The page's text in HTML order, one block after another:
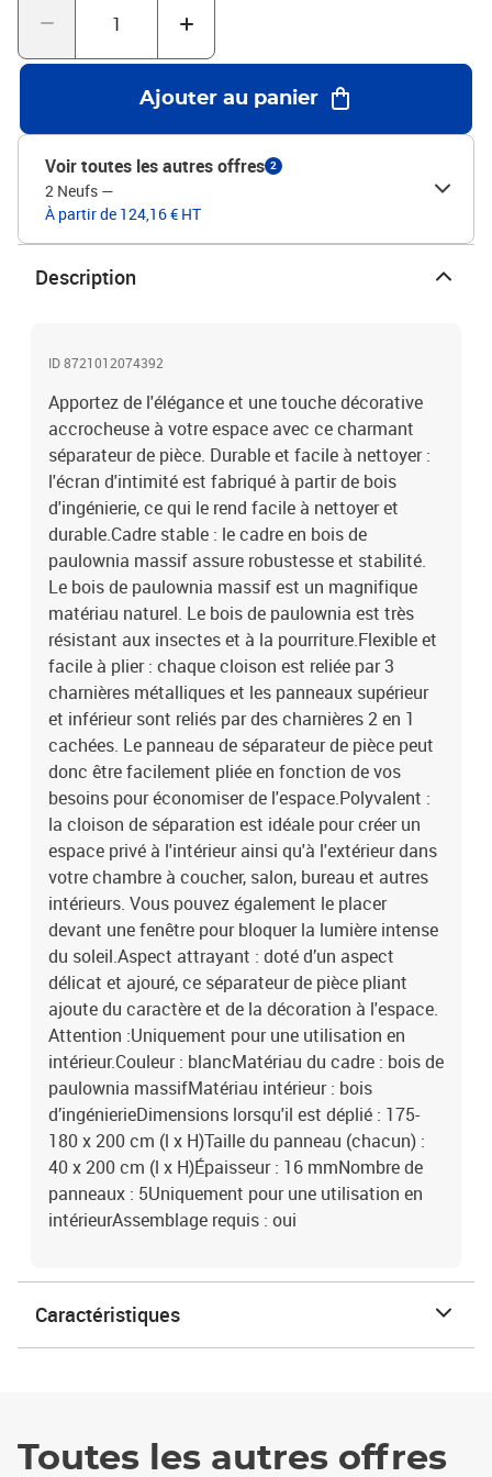
l'extérieur dans votre chambre à coucher, salon, bureau et autres
pour bloquer la lumière intense du soleil.Aspect attrayant : doté
d’un aspect délicat et ajouré, ce séparateur de pièce pliant ajoute
du caractère et de la décoration à l'espace. Attention :Uniquement
pour une utilisation en intérieur.Couleur : blancMatériau du cadre :
bois de paulownia massifMatériau intérieur : bois
d’ingénierieDimensions lorsqu'il est déplié : 175-180 x 200 cm (l x
H)Taille du panneau (chacun) : 40 x 200 cm (l x H)Épaisseur : 16
mmNombre de panneaux : 5Uniquement pour une utilisation en
intérieurAssemblage requis : oui
Ajouter au panier
Voir toutes les autres offres 2
2 Neufs —
À partir de 124,16 € HT
Description
ID 8721012074392
Apportez de l'élégance et une touche décorative
accrocheuse à votre espace avec ce charmant
séparateur de pièce. Durable et facile à nettoyer :
l'écran d'intimité est fabriqué à partir de bois
d'ingénierie, ce qui le rend facile à nettoyer et
durable.Cadre stable : le cadre en bois de
paulownia massif assure robustesse et stabilité.
Le bois de paulownia massif est un magnifique
matériau naturel. Le bois de paulownia est très
résistant aux insectes et à la pourriture.Flexible et
facile à plier : chaque cloison est reliée par 3
charnières métalliques et les panneaux supérieur
et inférieur sont reliés par des charnières 2 en 1
cachées. Le panneau de séparateur de pièce peut
donc être facilement pliée en fonction de vos
besoins pour économiser de l'espace.Polyvalent :
la cloison de séparation est idéale pour créer un
espace privé à l'intérieur ainsi qu'à l'extérieur dans
votre chambre à coucher, salon, bureau et autres
intérieurs. Vous pouvez également le placer
devant une fenêtre pour bloquer la lumière intense
du soleil.Aspect attrayant : doté d’un aspect
délicat et ajouré, ce séparateur de pièce pliant
ajoute du caractère et de la décoration à l'espace.
Attention :Uniquement pour une utilisation en
intérieur.Couleur : blancMatériau du cadre : bois de
paulownia massifMatériau intérieur : bois
d’ingénierieDimensions lorsqu'il est déplié : 175-
180 x 200 cm (l x H)Taille du panneau (chacun) :
40 x 200 cm (l x H)Épaisseur : 16 mmNombre de
panneaux : 5Uniquement pour une utilisation en
intérieurAssemblage requis : oui
Caractéristiques
Toutes les autres offres